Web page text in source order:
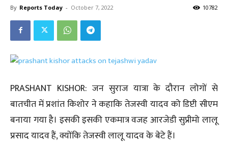
By Reports Today - October 7, 2022 10782
PRASHANT KISHOR: जन सुराज यात्रा के दौरान लोगों से
बातचीत में प्रशांत किशोर ने कहाकि तेजस्वी यादव को डिप्टी सीएम
बनाया गया है। इसकी इसकी एकमात्र वजह आरजेडी सुप्रीमो लालू
प्रसाद यादव हैं, क्योंकि तेजस्वी लालू यादव के बेटे हैं।